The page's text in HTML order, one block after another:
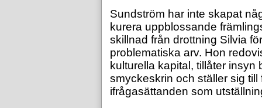
Sundström har inte skapat
kurera uppblossande
skillnad från drottning Silvia
problematiska arv. Hon
kulturella kapital, tillåter insyn
smyckeskrin och ställer sig till
ifrågasättanden som